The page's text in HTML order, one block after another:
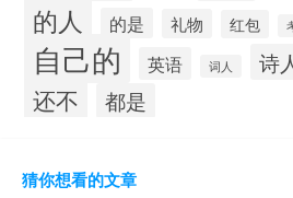
的人 的是 礼物 红包
自己的 英语 词人 诗
还不 都是
猜你想看的文章